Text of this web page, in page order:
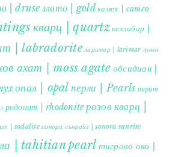
| druse злато | gold камея | cameo
кварц | quartzкехлибар |
| labradorite ларимар | larimar лунен
ахат | moss agate обсидиан |
опал | opal перли | Pearls пирит |
родонит | rhodonite розов кварц |
| sodalite сонора сънрайз | sonora sunrise
| tahitian pearl тигрово око |